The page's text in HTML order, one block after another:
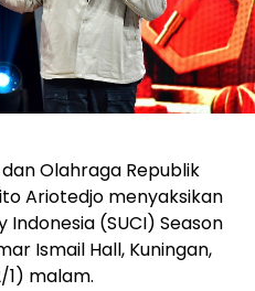
Olahraga Republik
Ariotedjo menyaksikan
(SUCI) Season
Ismail Hall, Kuningan,
1) malam.